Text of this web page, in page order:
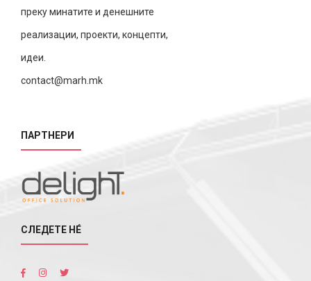
преку минатите и денешните
реализации, проекти, концепти,
идеи.
contact@marh.mk
ПАРТНЕРИ
СЛЕДЕТЕ НÉ